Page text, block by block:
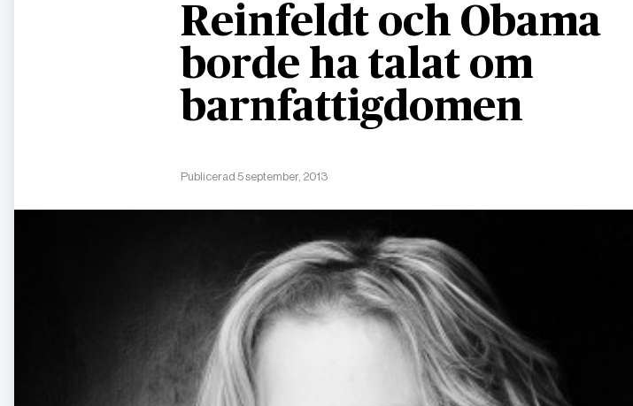
Reinfeldt och Obama
borde ha talat om
barnfattigdomen
Publicerad 5 september, 2013